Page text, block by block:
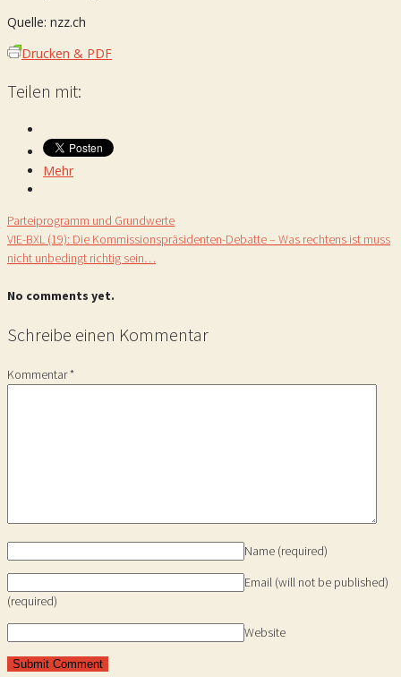
Quelle: nzz.ch
Drucken & PDF
Teilen mit:
Mehr
Parteiprogramm und Grundwerte
VIE-BXL (19): Die Kommissionspräsidenten-Debatte – Was rechtens ist muss
nicht unbedingt richtig sein…
No comments yet.
Schreibe einen Kommentar
Kommentar*
Name (required)
Email (will not be published)
(required)
Website